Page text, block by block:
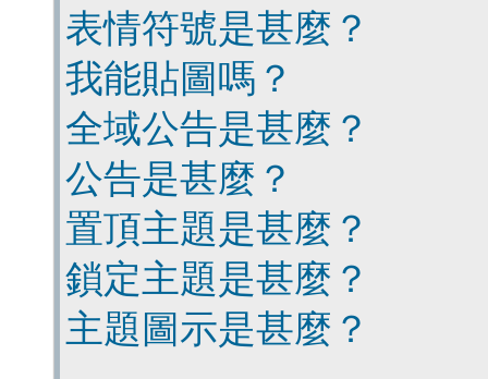
表情符號是甚麼？
我能貼圖嗎？
全域公告是甚麼？
公告是甚麼？
置頂主題是甚麼？
鎖定主題是甚麼？
主題圖示是甚麼？